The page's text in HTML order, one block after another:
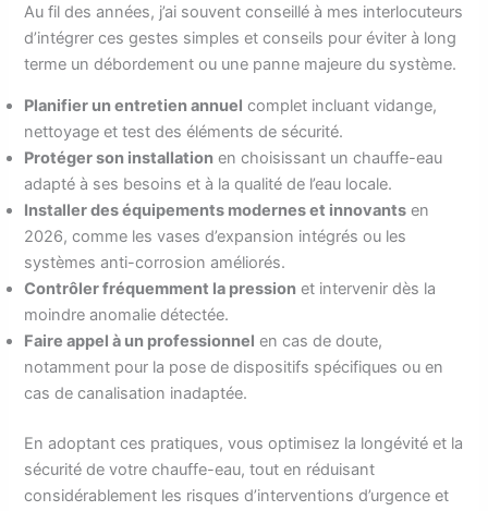
Au fil des années, j’ai souvent conseillé à mes interlocuteurs
d’intégrer ces gestes simples et conseils pour éviter à long
terme un débordement ou une panne majeure du système.
Planifier un entretien annuel complet incluant vidange,
nettoyage et test des éléments de sécurité.
Protéger son installation en choisissant un chauffe-eau
adapté à ses besoins et à la qualité de l’eau locale.
Installer des équipements modernes et innovants en
2026, comme les vases d’expansion intégrés ou les
systèmes anti-corrosion améliorés.
Contrôler fréquemment la pression et intervenir dès la
moindre anomalie détectée.
Faire appel à un professionnel en cas de doute,
notamment pour la pose de dispositifs spécifiques ou en
cas de canalisation inadaptée.
En adoptant ces pratiques, vous optimisez la longévité et la
sécurité de votre chauffe-eau, tout en réduisant
considérablement les risques d’interventions d’urgence et